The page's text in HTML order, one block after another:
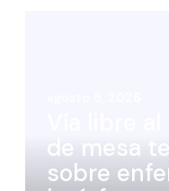
de mesa
sobre